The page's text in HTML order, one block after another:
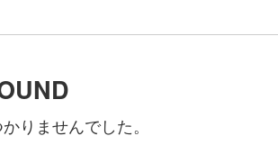
りませんでした。